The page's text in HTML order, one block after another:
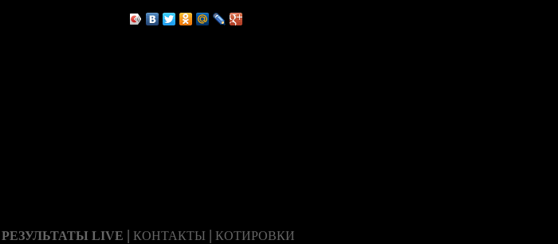
РЕЗУЛЬТАТЫ LIVE | КОНТАКТЫ | КОТИРОВКИ